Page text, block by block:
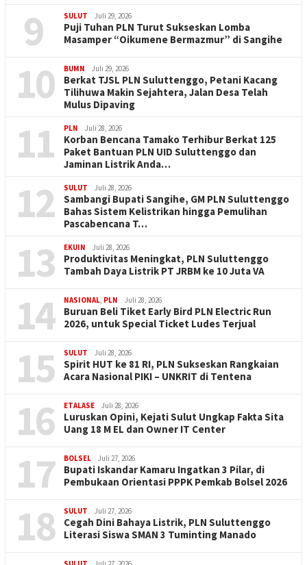
9 SULUT Juli 29, 2026
Puji Tuhan PLN Turut Sukseskan Lomba
Masamper “Oikumene Bermazmur” di Sangihe
10 BUMN Juli 29, 2026
Berkat TJSL PLN Suluttenggo, Petani Kacang
Tilihuwa Makin Sejahtera, Jalan Desa Telah
Mulus Dipaving
11 PLN Juli 28, 2026
Korban Bencana Tamako Terhibur Berkat 125
Paket Bantuan PLN UID Suluttenggo dan
Jaminan Listrik Anda…
12 SULUT Juli 28, 2026
Sambangi Bupati Sangihe, GM PLN Suluttenggo
Bahas Sistem Kelistrikan hingga Pemulihan
Pascabencana T…
13 EKUIN Juli 28, 2026
Produktivitas Meningkat, PLN Suluttenggo
Tambah Daya Listrik PT JRBM ke 10 Juta VA
14 NASIONAL, PLN Juli 28, 2026
Buruan Beli Tiket Early Bird PLN Electric Run
2026, untuk Special Ticket Ludes Terjual
15 SULUT Juli 28, 2026
Spirit HUT ke 81 RI, PLN Sukseskan Rangkaian
Acara Nasional PIKI – UNKRIT di Tentena
16 ETALASE Juli 28, 2026
Luruskan Opini, Kejati Sulut Ungkap Fakta Sita
Uang 18 M EL dan Owner IT Center
17 BOLSEL Juli 27, 2026
Bupati Iskandar Kamaru Ingatkan 3 Pilar, di
Pembukaan Orientasi PPPK Pemkab Bolsel 2026
18 SULUT Juli 27, 2026
Cegah Dini Bahaya Listrik, PLN Suluttenggo
Literasi Siswa SMAN 3 Tuminting Manado